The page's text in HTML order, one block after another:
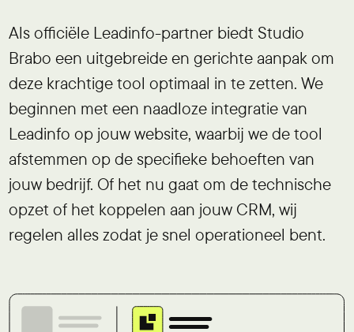
Als officiële Leadinfo-partner biedt Studio
Brabo een uitgebreide en gerichte aanpak om
deze krachtige tool optimaal in te zetten. We
beginnen met een naadloze integratie van
Leadinfo op jouw website, waarbij we de tool
afstemmen op de specifieke behoeften van
jouw bedrijf. Of het nu gaat om de technische
opzet of het koppelen aan jouw CRM, wij
regelen alles zodat je snel operationeel bent.